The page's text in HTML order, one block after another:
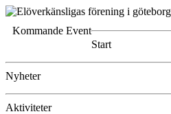
Kommande Event
Start
Nyheter
Aktiviteter